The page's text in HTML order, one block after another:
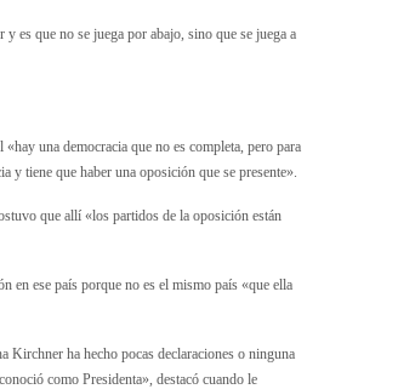
es que no se juega por abajo, sino que se juega a
una democracia que no es completa, pero para
y tiene que haber una oposición que se presente».
que allí «los partidos de la oposición están
en ese país porque no es el mismo país «que ella
Kirchner ha hecho pocas declaraciones o ninguna
como Presidenta», destacó cuando le